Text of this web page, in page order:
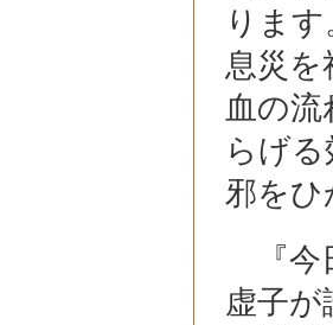
りま
息災を
血の
らげ
邪をひ
『今
虚子